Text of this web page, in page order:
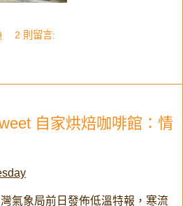
2 則留言:
自家烘焙咖啡館：情
氣象局前日發佈低溫特報，寒流